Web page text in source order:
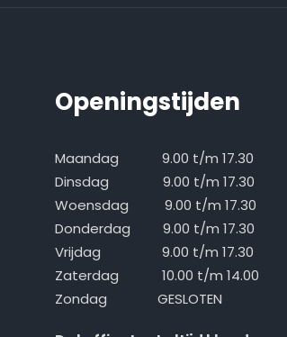
Openingstijden
Maandag 9.00 t/m 17.30
Dinsdag 9.00 t/m 17.30
Woensdag 9.00 t/m 17.30
Donderdag 9.00 t/m 17.30
Vrijdag 9.00 t/m 17.30
Zaterdag 10.00 t/m 14.00
Zondag GESLOTEN